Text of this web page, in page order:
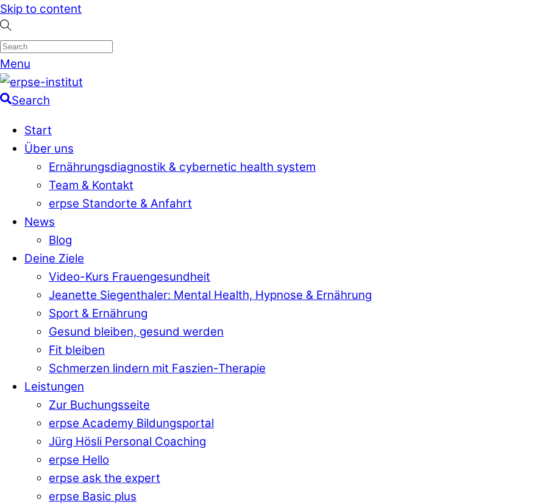
Skip to content
Menu
Search
Start
Über uns
Ernährungsdiagnostik & cybernetic health system
Team & Kontakt
erpse Standorte & Anfahrt
News
Blog
Deine Ziele
Video-Kurs Frauengesundheit
Jeanette Siegenthaler: Mental Health, Hypnose & Ernährung
Sport & Ernährung
Gesund bleiben, gesund werden
Fit bleiben
Schmerzen lindern mit Faszien-Therapie
Leistungen
Zur Buchungsseite
erpse Academy Bildungsportal
Jürg Hösli Personal Coaching
erpse Hello
erpse ask the expert
erpse Basic plus